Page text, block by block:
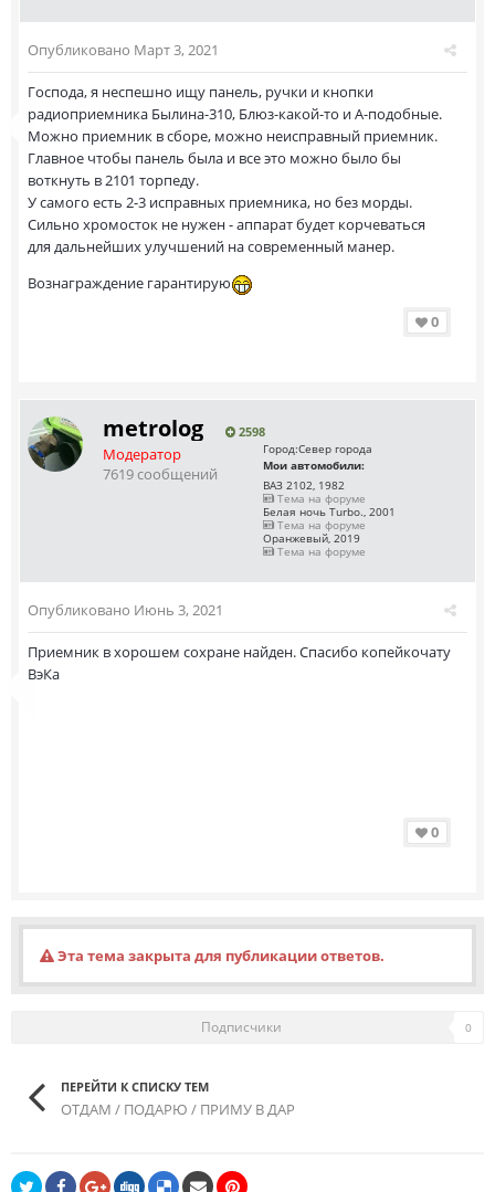
Опубликовано Март 3, 2021
Господа, я неспешно ищу панель, ручки и кнопки
радиоприемника Былина-310, Блюз-какой-то и А-подобные.
Можно приемник в сборе, можно неисправный приемник.
Главное чтобы панель была и все это можно было бы
воткнуть в 2101 торпеду.
У самого есть 2-3 исправных приемника, но без морды.
Сильно хромосток не нужен - аппарат будет корчеваться
для дальнейших улучшений на современный манер.
Вознаграждение гарантирую
0
metrolog 2598
Модератор
7619 сообщений
Город:Север города
Мои автомобили:
ВАЗ 2102, 1982
Тема на форуме
Белая ночь Turbo., 2001
Тема на форуме
Оранжевый, 2019
Тема на форуме
Опубликовано Июнь 3, 2021
Приемник в хорошем сохране найден. Спасибо копейкочату
ВэКа
0
Эта тема закрыта для публикации ответов.
Подписчики 0
ПЕРЕЙТИ К СПИСКУ ТЕМ
ОТДАМ / ПОДАРЮ / ПРИМУ В ДАР